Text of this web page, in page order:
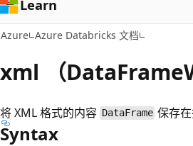
Learn
Azure Azure Databricks 文档
xml （
将 XML 格式的内容 DataFrame 保存在
Syntax